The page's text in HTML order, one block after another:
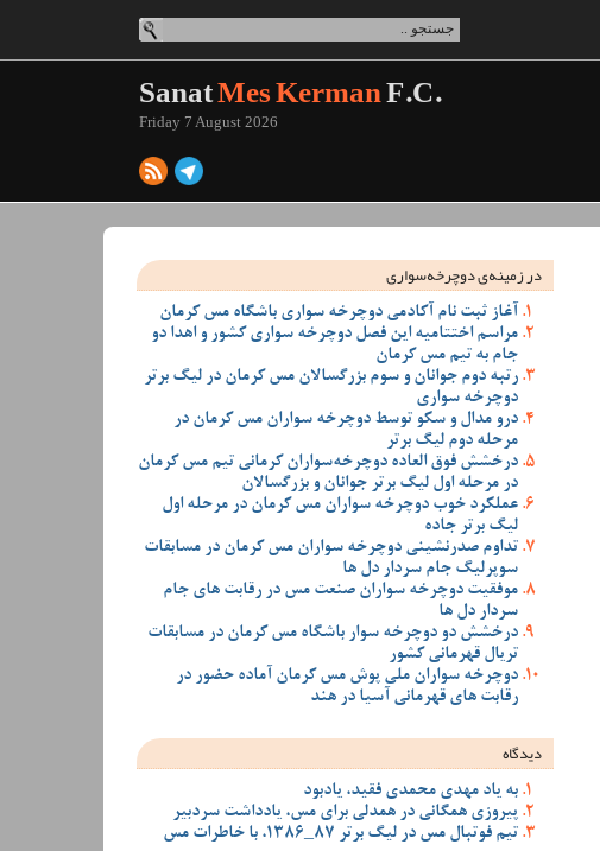
SanatMes KermanF.C.
Friday 7 August 2026
در زمینه‌ی دوچرخه‌سواری
آغاز ثبت نام آکادمی دوچرخه سواری باشگاه مس کرمان
مراسم اختتامیه این فصل دوچرخه سواری کشور و اهدا دو
جام به تیم مس کرمان
رتبه دوم جوانان و سوم بزرگسالان مس کرمان در لیگ برتر
دوچرخه سواری
درو مدال و سکو توسط دوچرخه سواران مس کرمان در
مرحله دوم لیگ برتر
درخشش فوق العاده دوچرخه‌سواران کرمانی تیم مس کرمان
در مرحله اول لیگ برتر جوانان و بزرگسالان
عملکرد خوب دوچرخه سواران مس کرمان در مرحله اول
لیگ برتر جاده
تداوم صدرنشینی دوچرخه سواران مس کرمان در مسابقات
سوپرلیگ جام سردار دل ها
موفقیت دوچرخه سواران صنعت مس در رقابت های جام
سردار دل ها
درخشش دو دوچرخه سوار باشگاه مس کرمان در مسابقات
تریال قهرمانی کشور
دوچرخه سواران ملی پوش مس کرمان آماده حضور در
رقابت های قهرمانی آسیا در هند
دیدگاه
به یاد مهدی محمدی فقید، یادبود
پیروزی همگانی در همدلی برای مس، یادداشت سردبیر
تیم فوتبال مس در لیگ برتر 87_1386، با خاطرات مس